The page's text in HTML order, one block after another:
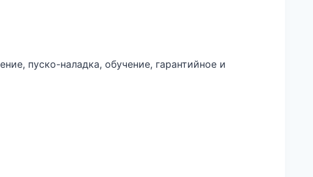
пуско-наладка, обучение, гарантийное и